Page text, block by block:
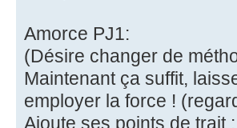
Amorce PJ1:
(Désire changer de
Maintenant ça suffit,
employer la force !
Ajoute ses points de trait :